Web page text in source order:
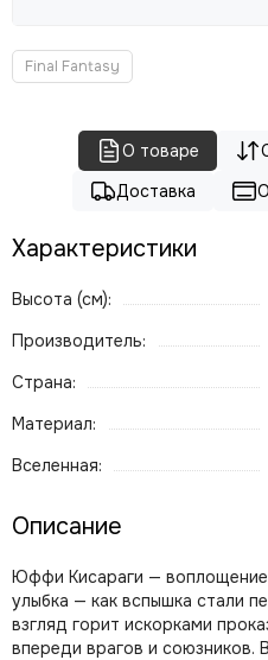
Final Fantasy
О товаре
Доставка
Характеристики
Высота (см):
Производитель:
Страна:
Материал:
Вселенная:
Описание
Юффи Кисараги — воплощение
улыбка — как вспышка стали
взгляд горит искорками
впереди врагов и союзников.